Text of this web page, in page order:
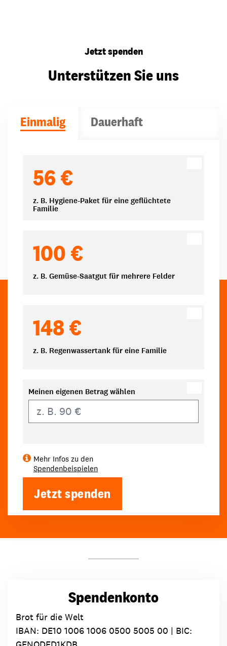
Jetzt spenden
Unterstützen Sie uns
Einmalig Dauerhaft
56 €
z. B. Hygiene-Paket für eine geflüchtete
Familie
100 €
z. B. Gemüse-Saatgut für mehrere Felder
148 €
z. B. Regenwassertank für eine Familie
Meinen eigenen Betrag wählen
Mehr Infos zu den
Spendenbeispielen
Jetzt spenden
Spendenkonto
Brot für die Welt
IBAN: DE10 1006 1006 0500 5005 00 | BIC: